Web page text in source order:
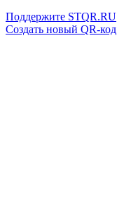
Поддержите STQR.RU
Создать новый QR-код